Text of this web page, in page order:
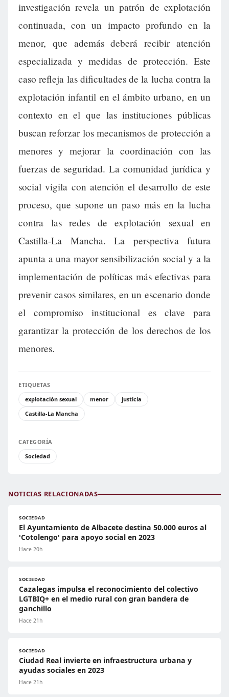
investigación revela un patrón de explotación
continuada, con un impacto profundo en la
menor, que además deberá recibir atención
especializada y medidas de protección. Este
caso refleja las dificultades de la lucha contra la
explotación infantil en el ámbito urbano, en un
contexto en el que las instituciones públicas
buscan reforzar los mecanismos de protección a
menores y mejorar la coordinación con las
fuerzas de seguridad. La comunidad jurídica y
social vigila con atención el desarrollo de este
proceso, que supone un paso más en la lucha
contra las redes de explotación sexual en
Castilla-La Mancha. La perspectiva futura
apunta a una mayor sensibilización social y a la
implementación de políticas más efectivas para
prevenir casos similares, en un escenario donde
el compromiso institucional es clave para
garantizar la protección de los derechos de los
menores.
ETIQUETAS
explotación sexual
menor
justicia
Castilla-La Mancha
CATEGORÍA
Sociedad
NOTICIAS RELACIONADAS
SOCIEDAD
El Ayuntamiento de Albacete destina 50.000 euros al
'Cotolengo' para apoyo social en 2023
Hace 20h
SOCIEDAD
Cazalegas impulsa el reconocimiento del colectivo
LGTBIQ+ en el medio rural con gran bandera de
ganchillo
Hace 21h
SOCIEDAD
Ciudad Real invierte en infraestructura urbana y
ayudas sociales en 2023
Hace 21h